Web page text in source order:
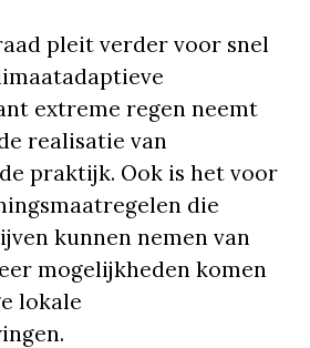
pleit verder voor snel
extreme regen neemt
realisatie van
praktijk. Ook is het voor
die
kunnen nemen van
mogelijkheden komen
lokale